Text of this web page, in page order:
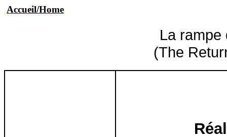
Accueil/Home
La rampe
(The